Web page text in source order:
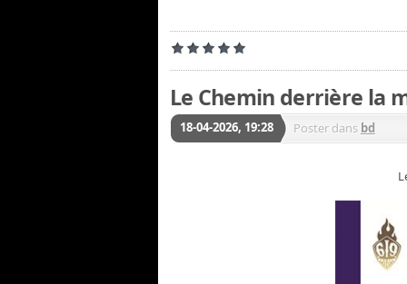
Le Chemin derrière la
18-04-2026, 19:28 Poster dans bd